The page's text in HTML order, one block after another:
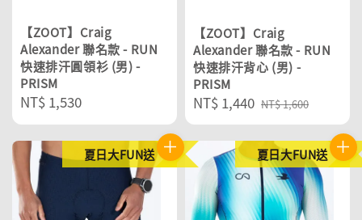
【ZOOT】Craig
Alexander 聯名款 - RUN
快速排汗圓領衫 (男) -
PRISM
Regular
price
NT$ 1,530
【ZOOT】Craig
Alexander 聯名款 - RUN
快速排汗背心 (男) -
PRISM
Sale
price
NT$ 1,440 Regular
price
NT$ 1,600
夏日大FUN送 夏日大FUN送